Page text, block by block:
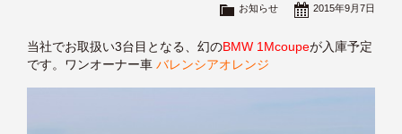
2015年9月7日
お知らせ
当社でお取扱い3台目となる、幻のBMW 1Mcoupeが入庫予定
です。ワンオーナー車 バレンシアオレンジ